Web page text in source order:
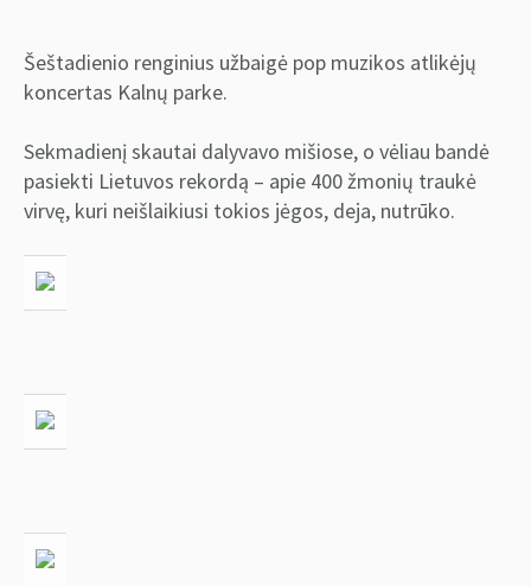
Šeštadienio renginius užbaigė pop muzikos atlikėjų
koncertas Kalnų parke.
Sekmadienį skautai dalyvavo mišiose, o vėliau bandė
pasiekti Lietuvos rekordą – apie 400 žmonių traukė
virvę, kuri neišlaikiusi tokios jėgos, deja, nutrūko.